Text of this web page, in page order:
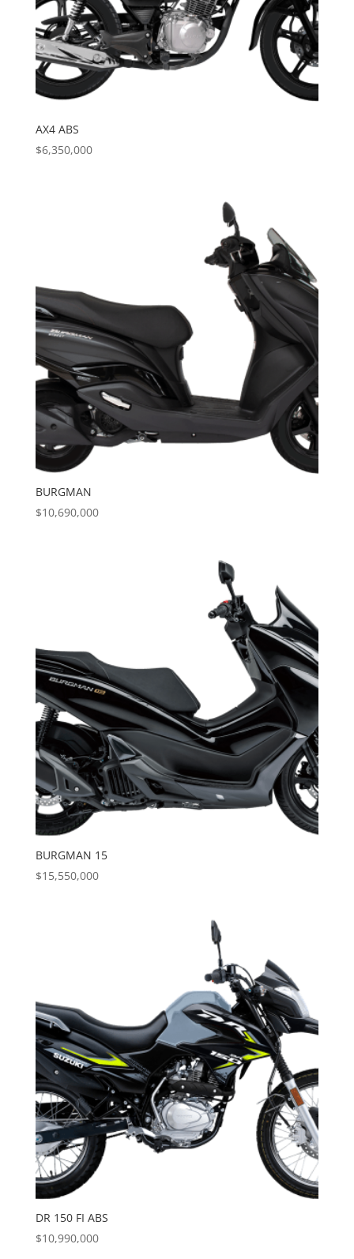
AX4 ABS
$6,350,000
BURGMAN
$10,690,000
BURGMAN 15
$15,550,000
DR 150 FI ABS
$10,990,000